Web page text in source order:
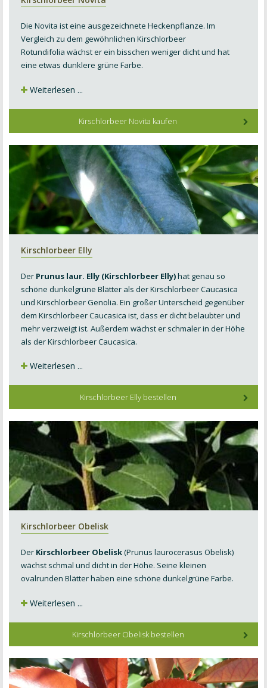
Die Novita ist eine ausgezeichnete Heckenpflanze. Im
Vergleich zu dem gewöhnlichen Kirschlorbeer
Rotundifolia wächst er ein bisschen weniger dicht und hat
eine etwas dunklere grüne Farbe.
Weiterlesen ...
Kirschlorbeer Novita kaufen
Kirschlorbeer Elly
Der Prunus laur. Elly (Kirschlorbeer Elly)hat genau so
schöne dunkelgrüne Blätter als der Kirschlorbeer Caucasica
und Kirschlorbeer Genolia. Ein großer Unterscheid gegenüber
dem Kirschlorbeer Caucasica ist, dass er dicht belaubter und
mehr verzweigt ist. Außerdem wächst er schmaler in der Höhe
als der Kirschlorbeer Caucasica.
Weiterlesen ...
Kirschlorbeer Elly bestellen
Kirschlorbeer Obelisk
Der Kirschlorbeer Obelisk(Prunus laurocerasus Obelisk)
wächst schmal und dicht in der Höhe. Seine kleinen
ovalrunden Blätter haben eine schöne dunkelgrüne Farbe.
Weiterlesen ...
Kirschlorbeer Obelisk bestellen